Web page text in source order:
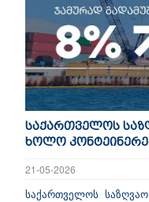
საქართველოს
ხოლო
21-05-2026
საქართველოს